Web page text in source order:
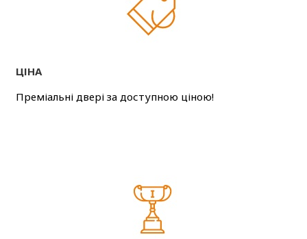
ЦІНА
Преміальні двері за доступною ціною!